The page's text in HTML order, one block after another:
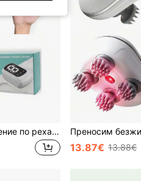
Устройство за обучение по рехабилитация на пръсти, роботизирана ръкавица за инсулт, хемиплегия, обучение за възстановяване след мозъчен инфаркт
13.87€ 13.88€